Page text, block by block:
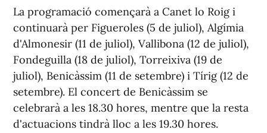
La programació començarà a Canet lo Roig i
continuarà per Figueroles (5 de juliol), Algímia
d'Almonesir (11 de juliol), Vallibona (12 de juliol),
Fondeguilla (18 de juliol), Torreixiva (19 de
juliol), Benicàssim (11 de setembre) i Tírig (12 de
setembre). El concert de Benicàssim se
celebrarà a les 18.30 hores, mentre que la resta
d'actuacions tindrà lloc a les 19.30 hores.